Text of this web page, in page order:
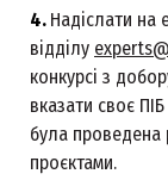
4. Надіслати на
відділу
конкурсі з
вказати своє
була проведена
проєктами.